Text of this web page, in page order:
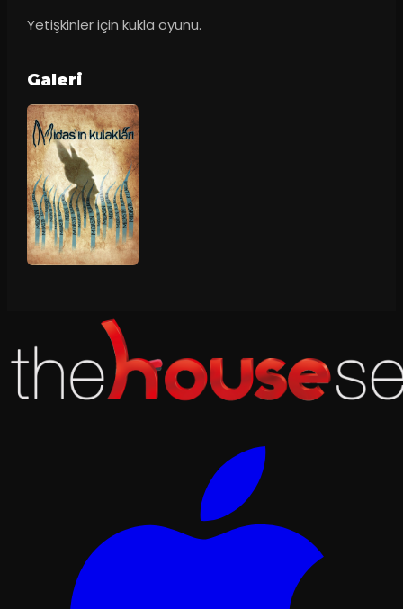
Yetişkinler için kukla oyunu.
Galeri